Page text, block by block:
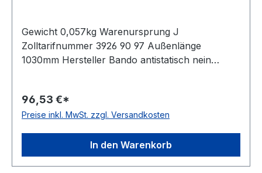
Gewicht 0,057kg Warenursprung J
Zolltarifnummer 3926 90 97 Außenlänge
1030mm Hersteller Bando antistatisch nein
96,53 €*
Preise inkl. MwSt. zzgl. Versandkosten
In den Warenkorb